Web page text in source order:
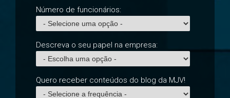
Número de funcionários:
Descreva o seu papel na empresa:
Quero receber conteúdos do blog da MJV!